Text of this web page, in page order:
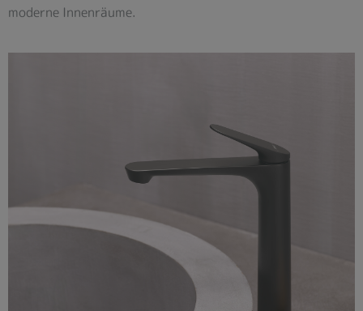
moderne Innenräume.